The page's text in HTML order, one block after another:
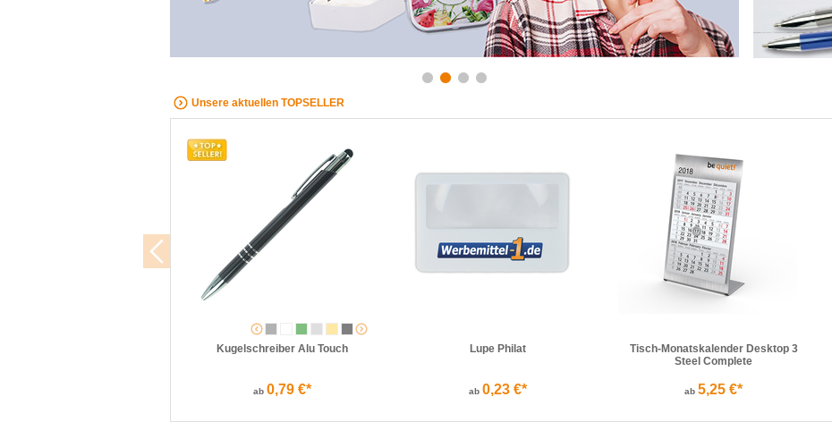
Unsere aktuellen TOPSELLER
Kugelschreiber Alu Touch
ab 0,79 €*
Lupe Philat
ab 0,23 €*
Tisch-Monatskalender Desktop 3
Steel Complete
ab 5,25 €*